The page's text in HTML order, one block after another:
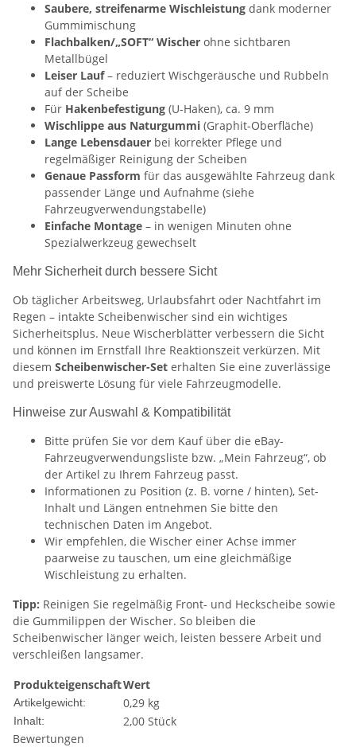
Saubere, streifenarme Wischleistung dank moderner
Gummimischung
Flachbalken/„SOFT“ Wischer ohne sichtbaren
Metallbügel
Leiser Lauf– reduziert Wischgeräusche und Rubbeln
auf der Scheibe
Für Hakenbefestigung (U-Haken), ca. 9 mm
Wischlippe aus Naturgummi (Graphit-Oberfläche)
Lange Lebensdauer bei korrekter Pflege und
regelmäßiger Reinigung der Scheiben
Genaue Passform für das ausgewählte Fahrzeug dank
passender Länge und Aufnahme (siehe
Fahrzeugverwendungstabelle)
Einfache Montage – in wenigen Minuten ohne
Spezialwerkzeug gewechselt
Mehr Sicherheit durch bessere Sicht
Ob täglicher Arbeitsweg, Urlaubsfahrt oder Nachtfahrt im
Regen – intakte Scheibenwischer sind ein wichtiges
Sicherheitsplus. Neue Wischerblätter verbessern die Sicht
und können im Ernstfall Ihre Reaktionszeit verkürzen. Mit
diesem Scheibenwischer-Set erhalten Sie eine zuverlässige
und preiswerte Lösung für viele Fahrzeugmodelle.
Hinweise zur Auswahl & Kompatibilität
Bitte prüfen Sie vor dem Kauf über die eBay-
Fahrzeugverwendungsliste bzw. „Mein Fahrzeug“, ob
der Artikel zu Ihrem Fahrzeug passt.
Informationen zu Position (z. B. vorne / hinten), Set-
Inhalt und Längen entnehmen Sie bitte den
technischen Daten im Angebot.
Wir empfehlen, die Wischer einer Achse immer
paarweise zu tauschen, um eine gleichmäßige
Wischleistung zu erhalten.
Tipp: Reinigen Sie regelmäßig Front- und Heckscheibe sowie
die Gummilippen der Wischer. So bleiben die
Scheibenwischer länger weich, leisten bessere Arbeit und
verschleißen langsamer.
ProdukteigenschaftWert
Artikelgewicht: 0,29 kg
Inhalt:
2,00 Stück
Bewertungen